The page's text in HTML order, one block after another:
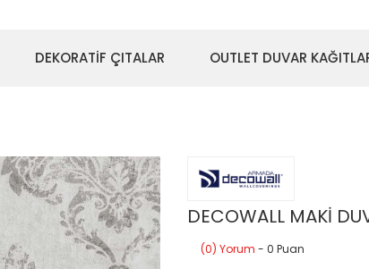
DEKORATİF ÇITALAR OUTLET DUVAR
DECOWALL MAKİ
(0) Yorum - 0 Puan